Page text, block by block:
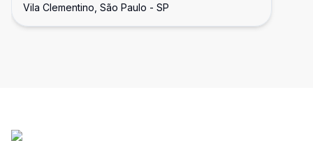
Vila Clementino, São Paulo - SP